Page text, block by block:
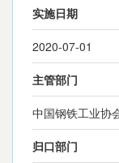
实施日期
2020-07-01
主管部门
中国钢铁工业协
归口部门